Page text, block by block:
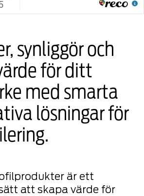
synliggör och
för ditt
med smarta
lösningar för
är ett
att skapa värde för